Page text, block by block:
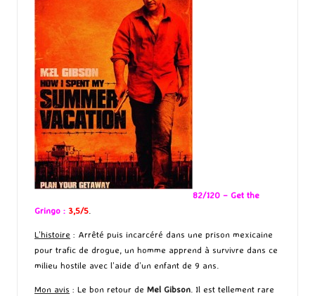
82/120 – Get the
Gringo : 3,5/5
L’histoire : Arrêté puis incarcéré dans une prison mexicaine
pour trafic de drogue, un homme apprend à survivre dans ce
milieu hostile avec l’aide d’un enfant de 9 ans.
Mon avis : Le bon retour de Mel Gibson . Il est tellement rare